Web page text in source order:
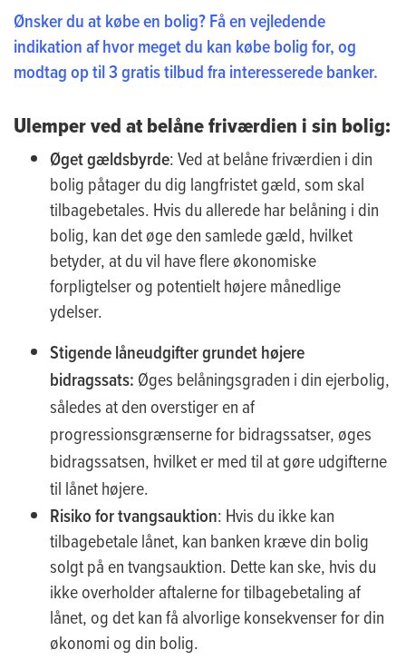
Ønsker du at købe en bolig? Få en vejledende
indikation af hvor meget du kan købe bolig for, og
modtag op til 3 gratis tilbud fra interesserede banker.
Ulemper ved at belåne friværdien i sin bolig:
Øget gældsbyrde: Ved at belåne friværdien i din
bolig påtager du dig langfristet gæld, som skal
tilbagebetales. Hvis du allerede har belåning i din
bolig, kan det øge den samlede gæld, hvilket
betyder, at du vil have flere økonomiske
forpligtelser og potentielt højere månedlige
ydelser.
Stigende låneudgifter grundet højere
bidragssats: Øges belåningsgraden i din ejerbolig,
således at den overstiger en af
progressionsgrænserne for bidragssatser, øges
bidragssatsen, hvilket er med til at gøre udgifterne
til lånet højere.
Risiko for tvangsauktion: Hvis du ikke kan
tilbagebetale lånet, kan banken kræve din bolig
solgt på en tvangsauktion. Dette kan ske, hvis du
ikke overholder aftalerne for tilbagebetaling af
lånet, og det kan få alvorlige konsekvenser for din
økonomi og din bolig.